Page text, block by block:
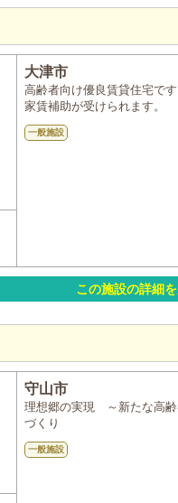
大津市
高齢者向け優良賃貸住宅で
家賃補助が受けられます。
一般施設
この施設の詳細
守山市
理想郷の実現 ～新たな高齢
づくり
一般施設